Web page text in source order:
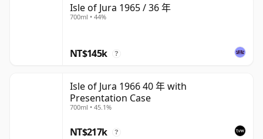
Isle of Jura 1965 / 36 年
700ml • 44%
NT$145k ?
Isle of Jura 1966 40 年 with
Presentation Case
700ml • 45.1%
NT$217k ?